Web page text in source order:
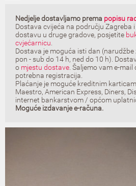
Nedjelje dostavljamo prema popisu
Dostava cvijeća na području Zagreba
dostavu u druge gradove, posjetite
cvjećarnicu
Dostava je moguća isti dan
pon - sub do 14 h, ned do 10 h).
o mjestu dostave . Šaljemo vam e-
potrebna registracija.
Plaćanje je moguće kreditnim
Maestro, American Express, Diners,
internet bankarstvom / općom
Moguće izdavanje e-računa.